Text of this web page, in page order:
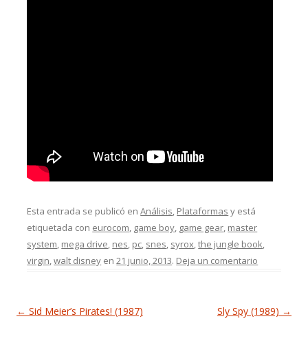
Esta entrada se publicó enAnálisis, Plataformas y está
etiquetada con eurocom, game boy, game gear, master
system, mega drive, nes, pc, snes, syrox,the jungle book,
virgin,walt disney en21 junio, 2013. Deja un comentario
Navegación de entradas
← Sid Meier’s Pirates! (1987) Sly Spy (1989) →